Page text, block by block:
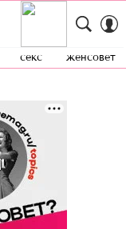
секс женсовет